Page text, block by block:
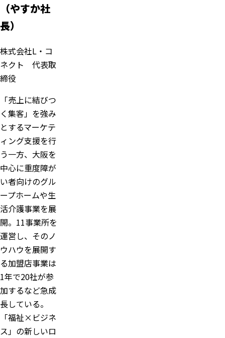
（やすか社
長）
株式会社L・コ
ネクト 代表取
締役
「売上に結びつ
く集客」を強み
とするマーケテ
ィング支援を行
う一方、大阪を
中心に重度障が
い者向けのグル
ープホームや生
活介護事業を展
開。11事業所を
運営し、そのノ
ウハウを展開す
る加盟店事業は
1年で20社が参
加するなど急成
長している。
「福祉×ビジネ
ス」の新しいロ